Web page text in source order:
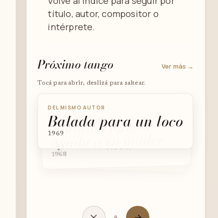
título, autor, compositor o
intérprete.
Próximo tango Ver más →
Tocá para abrir, deslizá para saltear.
DEL MISMO AUTOR
Balada para un loco
1969
DEL MISMO AUTOR
Juanito Laguna
ayuda a su madre
1968
DEL MISMO AUTOR
Los Paraguas de
Buenos Aires
1971